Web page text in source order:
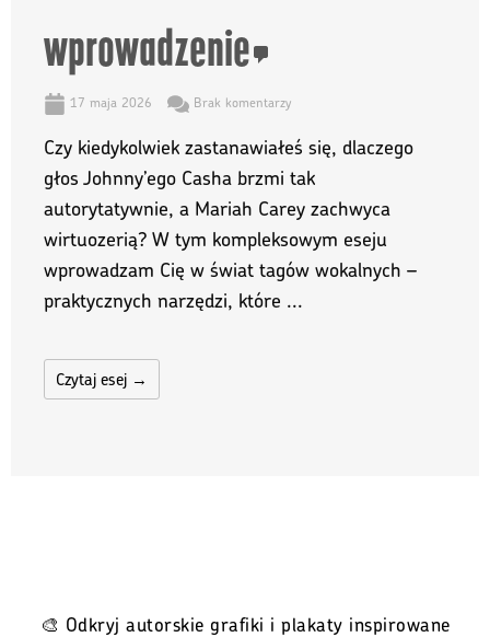
wprowadzenie
17 maja 2026 Brak komentarzy
Czy kiedykolwiek zastanawiałeś się, dlaczego
głos Johnny’ego Casha brzmi tak
autorytatywnie, a Mariah Carey zachwyca
wirtuozerią? W tym kompleksowym eseju
wprowadzam Cię w świat tagów wokalnych –
praktycznych narzędzi, które ...
Czytaj esej →
🎨 Odkryj autorskie grafiki i plakaty inspirowane